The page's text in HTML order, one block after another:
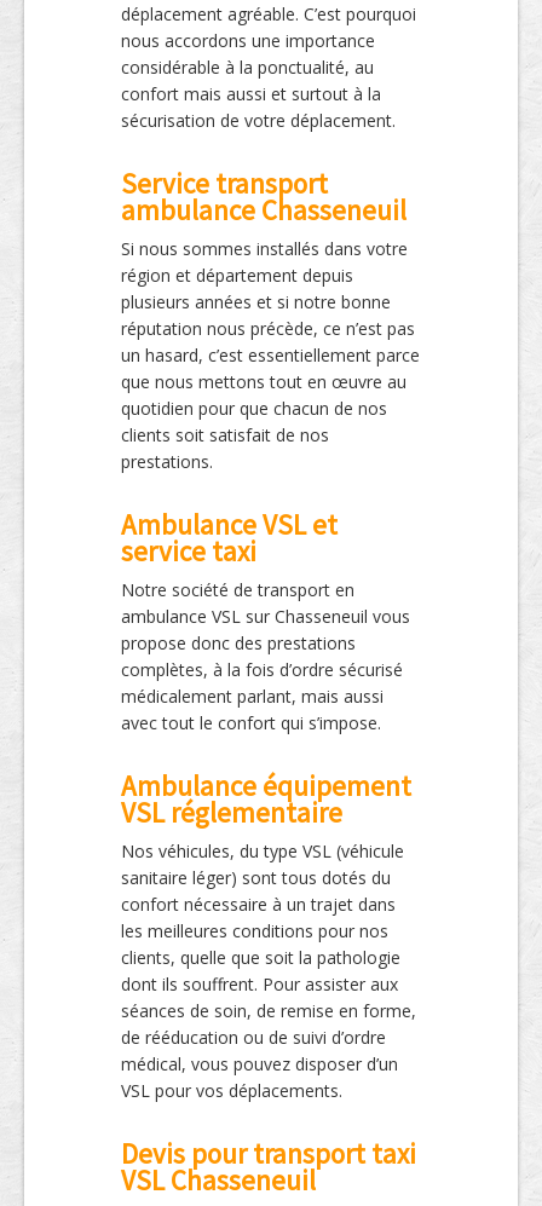
déplacement agréable. C’est pourquoi
nous accordons une importance
considérable à la ponctualité, au
confort mais aussi et surtout à la
sécurisation de votre déplacement.
Service transport
ambulance Chasseneuil
Si nous sommes installés dans votre
région et département depuis
plusieurs années et si notre bonne
réputation nous précède, ce n’est pas
un hasard, c’est essentiellement parce
que nous mettons tout en œuvre au
quotidien pour que chacun de nos
clients soit satisfait de nos
prestations.
Ambulance VSL et
service taxi
Notre société de transport en
ambulance VSL sur Chasseneuil vous
propose donc des prestations
complètes, à la fois d’ordre sécurisé
médicalement parlant, mais aussi
avec tout le confort qui s’impose.
Ambulance équipement
VSL réglementaire
Nos véhicules, du type VSL (véhicule
sanitaire léger) sont tous dotés du
confort nécessaire à un trajet dans
les meilleures conditions pour nos
clients, quelle que soit la pathologie
dont ils souffrent. Pour assister aux
séances de soin, de remise en forme,
de rééducation ou de suivi d’ordre
médical, vous pouvez disposer d’un
VSL pour vos déplacements.
Devis pour transport taxi
VSL Chasseneuil